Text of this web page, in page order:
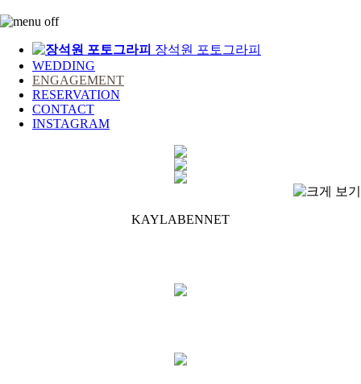
장석원 포토그라피
WEDDING
ENGAGEMENT
RESERVATION
CONTACT
INSTAGRAM
KAYLABENNET